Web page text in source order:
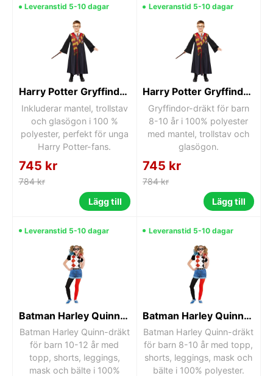
Leveranstid 5-10 dagar
Harry Potter Gryffindor-dräkt 10-12 år
Inkluderar mantel, trollstav
och glasögon i 100 %
polyester, perfekt för unga
Harry Potter-fans.
745 kr
784 kr
Lägg till
Leveranstid 5-10 dagar
Harry Potter Gryffindor dräkt 8-10 år
Gryffindor-dräkt för barn
8-10 år i 100% polyester
med mantel, trollstav och
glasögon.
745 kr
784 kr
Lägg till
Leveranstid 5-10 dagar
Batman Harley Quinn-dräkt 10-12 år
Batman Harley Quinn-dräkt
för barn 10-12 år med
topp, shorts, leggings,
mask och bälte i 100%
Leveranstid 5-10 dagar
Batman Harley Quinn-dräkt 8-10 år
Batman Harley Quinn-dräkt
för barn 8-10 år med topp,
shorts, leggings, mask och
bälte i 100% polyester.